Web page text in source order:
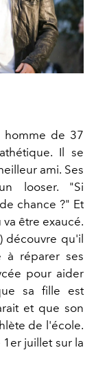
homme de 37
Il se
ami. Ses
looser. "Si
chance ?" Et
être exaucé.
) découvre qu'il
à réparer ses
pour aider
sa fille est
et que son
de l'école.
1er juillet sur la